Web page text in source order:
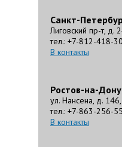
Санкт-
Лиговский пр-т, д.
тел.: +7-812-418-
В контакты
Ростов-на-Дону
ул. Нансена, д.
тел.: +7-863-256-
В контакты